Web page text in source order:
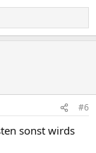
#6
sonst wirds